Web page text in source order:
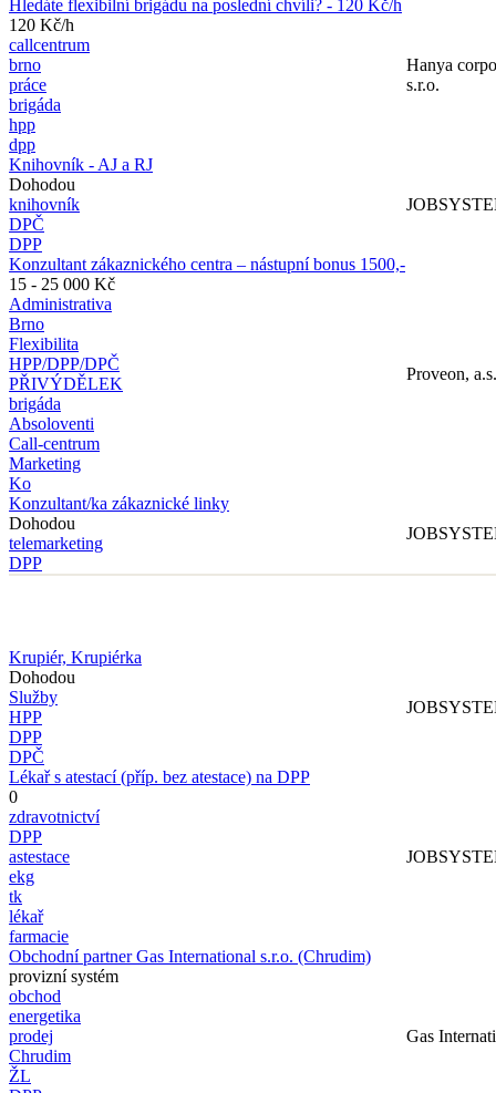
Hledáte flexibilní brigádu na poslední chvíli? - 120 Kč/h
120 Kč/h
callcentrum
brno
práce
brigáda
hpp
dpp
Hanya
s.r.o.
Knihovník - AJ a RJ
Dohodou
knihovník
DPČ
DPP
Konzultant zákaznického centra – nástupní bonus 1500,-
15 - 25 000 Kč
Administrativa
Brno
Flexibilita
HPP/DPP/DPČ
PŘIVÝDĚLEK
brigáda
Absoloventi
Call-centrum
Marketing
Ko
Proveon, a.s.
Konzultant/ka zákaznické linky
Dohodou
telemarketing
DPP
Krupiér, Krupiérka
Dohodou
Služby
HPP
DPP
DPČ
Lékař s atestací (příp. bez atestace) na DPP
0
zdravotnictví
DPP
astestace
ekg
tk
lékař
farmacie
Obchodní partner Gas International s.r.o. (Chrudim)
provizní systém
obchod
energetika
prodej
Chrudim
ŽL
Gas